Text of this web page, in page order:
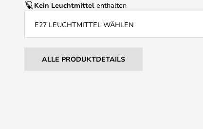
Kein Leuchtmittel enthalten
E27 LEUCHTMITTEL WÄHLEN
ALLE PRODUKTDETAILS